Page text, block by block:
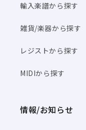
輸入楽譜から探す
雑貨/楽器から探す
レジストから探す
MIDIから探す
情報/お知らせ